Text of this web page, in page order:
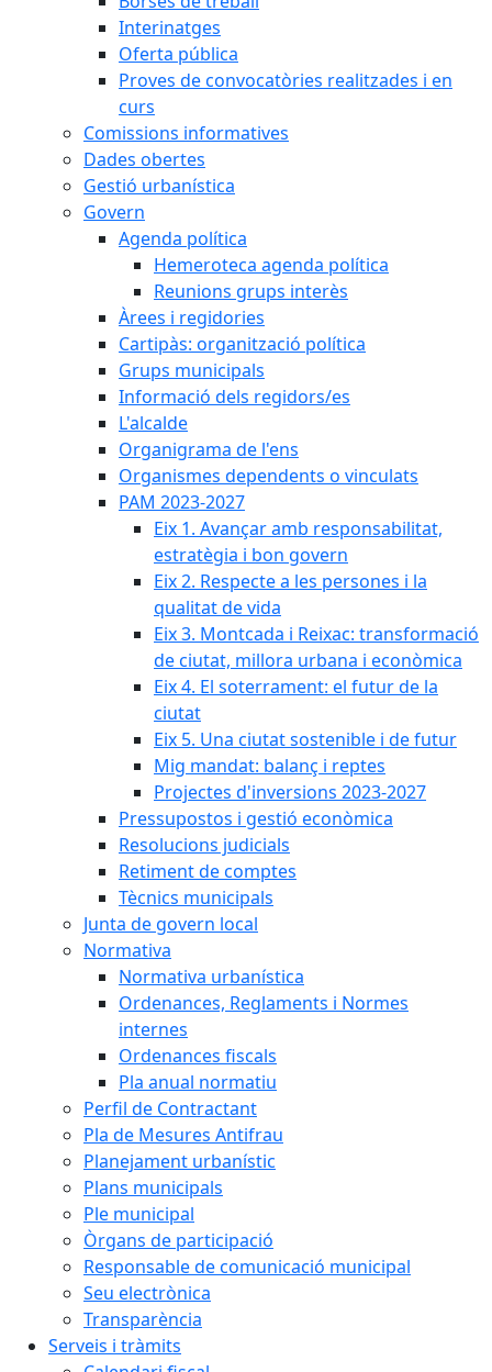
Interinatges
Oferta pública
Proves de convocatòries realitzades i en
curs
Comissions informatives
Dades obertes
Gestió urbanística
Govern
Agenda política
Hemeroteca agenda política
Reunions grups interès
Àrees i regidories
Cartipàs: organització política
Grups municipals
Informació dels regidors/es
L'alcalde
Organigrama de l'ens
Organismes dependents o vinculats
PAM 2023-2027
Eix 1. Avançar amb responsabilitat,
estratègia i bon govern
Eix 2. Respecte a les persones i la
qualitat de vida
Eix 3. Montcada i Reixac: transformació
de ciutat, millora urbana i econòmica
Eix 4. El soterrament: el futur de la
ciutat
Eix 5. Una ciutat sostenible i de futur
Mig mandat: balanç i reptes
Projectes d'inversions 2023-2027
Pressupostos i gestió econòmica
Resolucions judicials
Retiment de comptes
Tècnics municipals
Junta de govern local
Normativa
Normativa urbanística
Ordenances, Reglaments i Normes
internes
Ordenances fiscals
Pla anual normatiu
Perfil de Contractant
Pla de Mesures Antifrau
Planejament urbanístic
Plans municipals
Ple municipal
Òrgans de participació
Responsable de comunicació municipal
Seu electrònica
Transparència
Serveis i tràmits